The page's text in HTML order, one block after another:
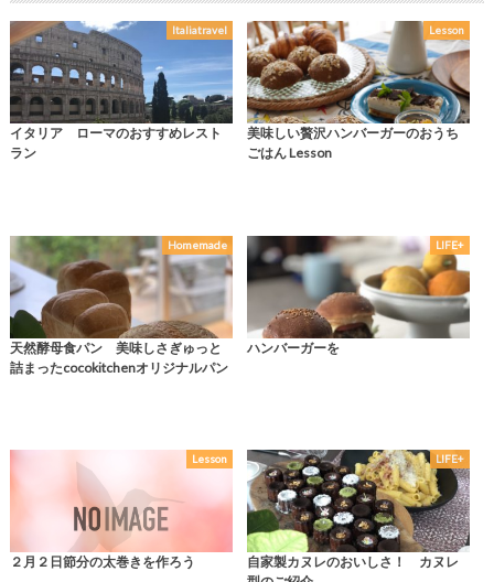
Italiatravel
イタリア ローマのおすすめレスト
ラン
Lesson
美味しい贅沢ハンバーガーのおうち
ごはん Lesson
Homemade
天然酵母食パン 美味しさぎゅっと
詰まったcocokitchenオリジナルパン
LIFE+
ハンバーガーを
Lesson
２月２日節分の太巻きを作ろう
LIFE+
自家製カヌレのおいしさ！ カヌレ